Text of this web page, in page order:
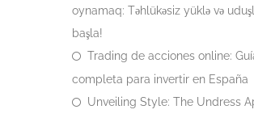
oynamaq: Təhlükəsiz yüklə və
başla!
Trading de acciones online:
completa para invertir en España
Unveiling Style: The Undress